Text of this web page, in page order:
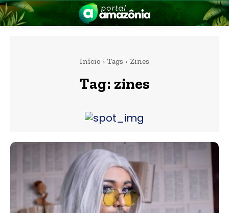
Amazônia
Início Tags Zines
Tag: zines